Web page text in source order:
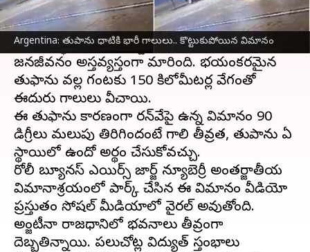
Argentina: తుపాను ధాటికి భారీ గాలులు.. కొట్టుకుపోయిన విమానం
అర్జెంటీనా, ఉరుగ్వేలో తుపాను బీభత్సం సృష్టించింది.
తుపాను కారణంగా దాదాపు 16మంది చనిపోవడంతో
పాటు ఆర్థికంగా భారీ నష్టం వాటిల్లింది.
జనజీవనం అస్తవ్యస్తంగా మారింది. భయంకరమైన
తుఫాను వల్ల గంటకు 150 కిలోమీటర్ల వేగంతో
ఈదురు గాలులు వీచాయి.
ఈ తుఫాను కారణంగా రన్‌వేపై ఉన్న విమానం 90
డిగ్రీలు మలుపు తిరిగిందంటే గాలి తీవ్రత, తుపాను ఏ
స్థాయిలో ఉందో అర్థం చేసుకోవచ్చు.
రోలీ బ్యూనస్ ఎయిర్స్ జార్జ్ న్యూబెర్రీ అంతర్జాతీయ
విమానాశ్రయంలో పార్క్ చేసిన ఈ విమానం వీడియో
ప్రస్తుతం సోషల్ మీడియాలో వైరల్ అవుతోంది.
అర్జెంటీనా రాజధానిలో భవనాలు తీవ్రంగా
దెబ్బతిన్నాయి. పలుచోట్ల విద్యుత్‌ స్తంభాలు